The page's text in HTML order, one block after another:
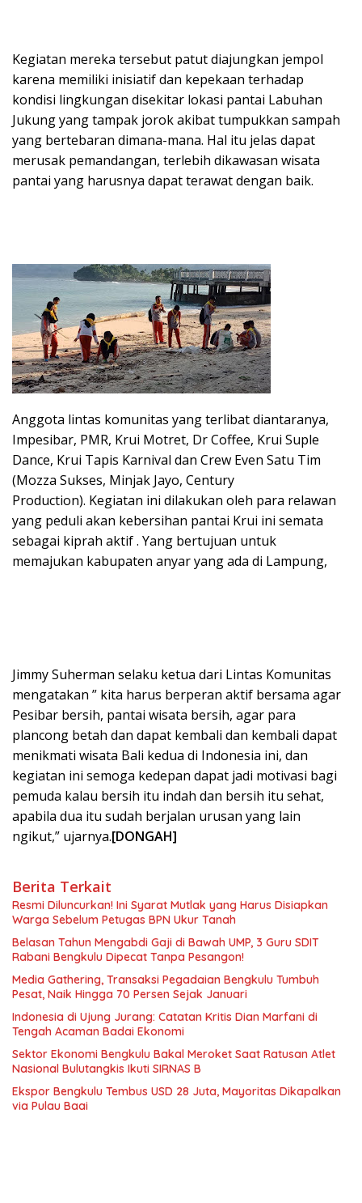
Kegiatan mereka tersebut patut diajungkan jempol
karena memiliki inisiatif dan kepekaan terhadap
kondisi lingkungan disekitar lokasi pantai Labuhan
Jukung yang tampak jorok akibat tumpukkan sampah
yang bertebaran dimana-mana. Hal itu jelas dapat
merusak pemandangan, terlebih dikawasan wisata
pantai yang harusnya dapat terawat dengan baik.
Anggota lintas komunitas yang terlibat diantaranya,
Impesibar, PMR, Krui Motret, Dr Coffee, Krui Suple
Dance, Krui Tapis Karnival dan Crew Even Satu Tim
(Mozza Sukses, Minjak Jayo, Century
Production). Kegiatan ini dilakukan oleh para relawan
yang peduli akan kebersihan pantai Krui ini semata
sebagai kiprah aktif . Yang bertujuan untuk
memajukan kabupaten anyar yang ada di Lampung,
Jimmy Suherman selaku ketua dari Lintas Komunitas
mengatakan ” kita harus berperan aktif bersama agar
Pesibar bersih, pantai wisata bersih, agar para
plancong betah dan dapat kembali dan kembali dapat
menikmati wisata Bali kedua di Indonesia ini, dan
kegiatan ini semoga kedepan dapat jadi motivasi bagi
pemuda kalau bersih itu indah dan bersih itu sehat,
apabila dua itu sudah berjalan urusan yang lain
ngikut,” ujarnya.[DONGAH]
Berita Terkait
Resmi Diluncurkan! Ini Syarat Mutlak yang Harus Disiapkan
Warga Sebelum Petugas BPN Ukur Tanah
Belasan Tahun Mengabdi Gaji di Bawah UMP, 3 Guru SDIT
Rabani Bengkulu Dipecat Tanpa Pesangon!
Media Gathering, Transaksi Pegadaian Bengkulu Tumbuh
Pesat, Naik Hingga 70 Persen Sejak Januari
Indonesia di Ujung Jurang: Catatan Kritis Dian Marfani di
Tengah Acaman Badai Ekonomi
Sektor Ekonomi Bengkulu Bakal Meroket Saat Ratusan Atlet
Nasional Bulutangkis Ikuti SIRNAS B
Ekspor Bengkulu Tembus USD 28 Juta, Mayoritas Dikapalkan
via Pulau Baai